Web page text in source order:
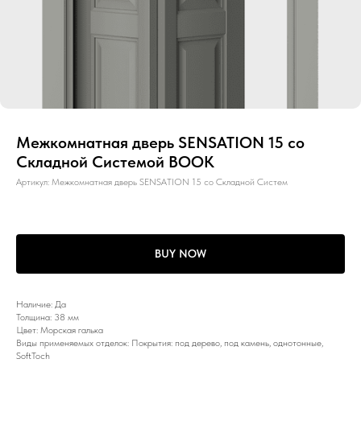
Межкомнатная дверь SENSATION 15 со
Складной Системой BOOK
Артикул: Межкомнатная дверь SENSATION 15 со Складной Систем
BUY NOW
Наличие: Да
Толщина: 38 мм
Цвет: Морская галька
Виды применяемых отделок: Покрытия: под дерево, под камень, однотонные,
SoftToch